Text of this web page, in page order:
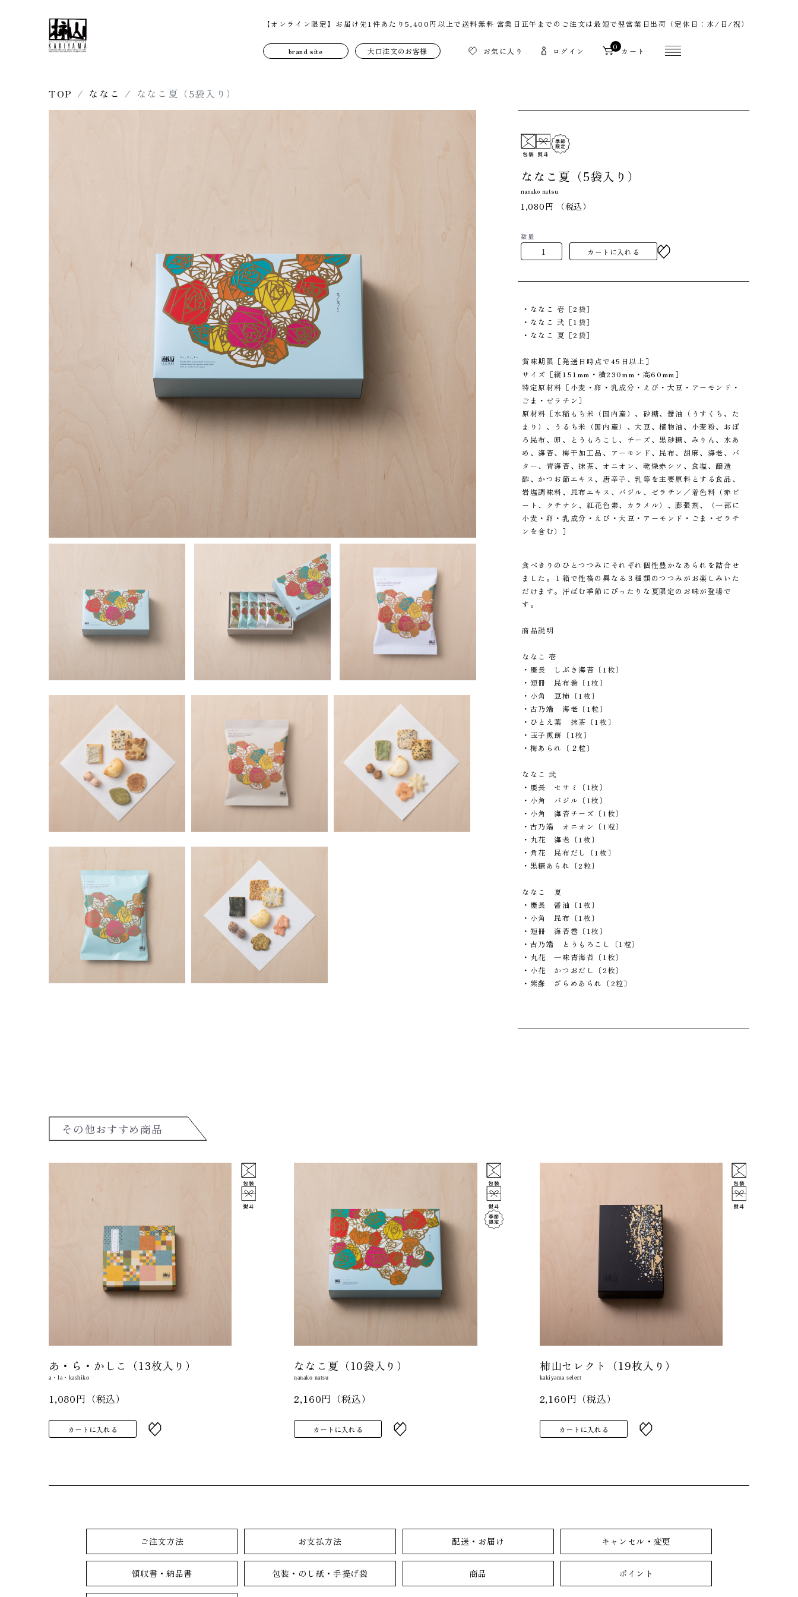
【オンライン限定】お届け先1件あたり5,400円以上で送料無料 営業日正午までのご注文は最短で翌営業日出荷（定休日：水/日/祝）
brand site 大口注文のお客様 お気に入り ログイン 0 カート
TOP ななこ ななこ夏（5袋入り）
ななこ夏（5袋入り）
nanako natsu
1,080円 （税込）
数量
カートに入れる
・ななこ 壱［2袋］
・ななこ 弐［1袋］
・ななこ 夏［2袋］
賞味期限［発送日時点で45日以上］
サイズ［縦151mm・横230mm・高60mm］
特定原材料［小麦・卵・乳成分・えび・大豆・アーモンド・
ごま・ゼラチン］
原材料［水稲もち米（国内産）、砂糖、醤油（うすくち、た
まり）、うるち米（国内産）、大豆、植物油、小麦粉、おぼ
ろ昆布、卵、とうもろこし、チーズ、黒砂糖、みりん、水あ
め、海苔、梅干加工品、アーモンド、昆布、胡麻、海老、バ
ター、青海苔、抹茶、オニオン、乾燥赤シソ、食塩、醸造
酢、かつお節エキス、唐辛子、乳等を主要原料とする食品、
岩塩調味料、昆布エキス、バジル、ゼラチン／着色料（赤ビ
ート、クチナシ、紅花色素、カラメル）、膨張剤、（一部に
小麦・卵・乳成分・えび・大豆・アーモンド・ごま・ゼラチ
ンを含む）］
食べきりのひとつつみにそれぞれ個性豊かなあられを詰合せ
ました。１箱で性格の異なる３種類のつつみがお楽しみいた
だけます。汗ばむ季節にぴったりな夏限定のお味が登場で
す。
商品説明
ななこ 壱
・慶長 しぶき海苔〔1枚〕
・短冊 昆布巻〔1枚〕
・小角 豆柿〔1枚〕
・古乃端 海老〔1粒〕
・ひとえ葉 抹茶〔1枚〕
・玉子煎餅〔1枚〕
・梅あられ〔２粒〕
ななこ 弐
・慶長 セサミ〔1枚〕
・小角 バジル〔1枚〕
・小角 海苔チーズ〔1枚〕
・古乃端 オニオン〔1粒〕
・丸花 海老〔1枚〕
・角花 昆布だし〔1枚〕
・黒糖あられ〔2粒〕
ななこ 夏
・慶長 醤油〔1枚〕
・小角 昆布〔1枚〕
・短冊 海苔巻〔1枚〕
・古乃端 とうもろこし〔1粒〕
・丸花 一味青海苔〔1枚〕
・小花 かつおだし〔2枚〕
・紫蘇 ざらめあられ〔2粒〕
その他おすすめ商品
あ・ら・かしこ（13枚入り）
a・la・kashiko
1,080円（税込）
カートに入れる
ななこ夏（10袋入り）
nanako natsu
2,160円（税込）
カートに入れる
柿山セレクト（19枚入り）
kakiyama select
2,160円（税込）
カートに入れる
ご注文方法 お支払方法 配送・お届け キャンセル・変更
領収書・納品書 包装・のし紙・手提げ袋 商品 ポイント